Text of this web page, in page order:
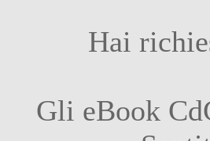
Hai
Gli eBook